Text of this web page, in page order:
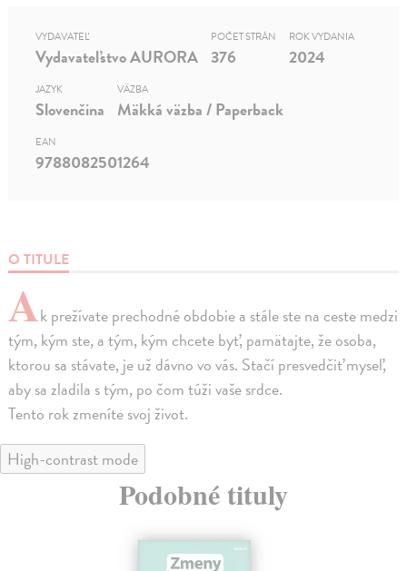
O TITULE
Ak prežívate prechodné obdobie a stále ste na ceste medzi
tým, kým ste, a tým, kým chcete byť, pamätajte, že osoba,
ktorou sa stávate, je už dávno vo vás. Stačí presvedčiť myseľ,
aby sa zladila s tým, po čom túži vaše srdce.
Tento rok zmeníte svoj život.
VYDAVATEĽ
Vydavateľstvo AURORA
POČET STRÁN
376
ROK VYDANIA
2024
JAZYK
Slovenčina
VÄZBA
Mäkká väzba / Paperback
EAN
9788082501264
High-contrast mode
Podobné tituly